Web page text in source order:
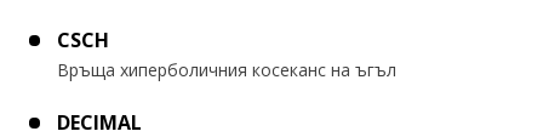
CSCH
Връща хиперболичния косеканс на ъгъл
DECIMAL